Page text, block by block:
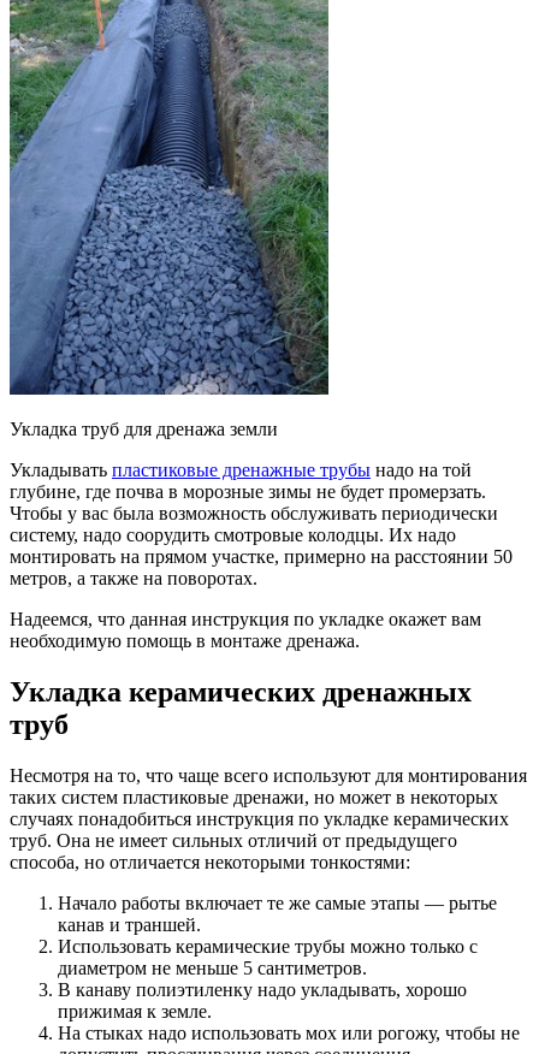
Укладка труб для дренажа земли
Укладывать пластиковые дренажные трубы надо на той
глубине, где почва в морозные зимы не будет промерзать.
Чтобы у вас была возможность обслуживать периодически
систему, надо соорудить смотровые колодцы. Их надо
монтировать на прямом участке, примерно на расстоянии 50
метров, а также на поворотах.
Надеемся, что данная инструкция по укладке окажет вам
необходимую помощь в монтаже дренажа.
Укладка керамических дренажных
труб
Несмотря на то, что чаще всего используют для монтирования
таких систем пластиковые дренажи, но может в некоторых
случаях понадобиться инструкция по укладке керамических
труб. Она не имеет сильных отличий от предыдущего
способа, но отличается некоторыми тонкостями:
Начало работы включает те же самые этапы — рытье
канав и траншей.
Использовать керамические трубы можно только с
диаметром не меньше 5 сантиметров.
В канаву полиэтиленку надо укладывать, хорошо
прижимая к земле.
На стыках надо использовать мох или рогожу, чтобы не